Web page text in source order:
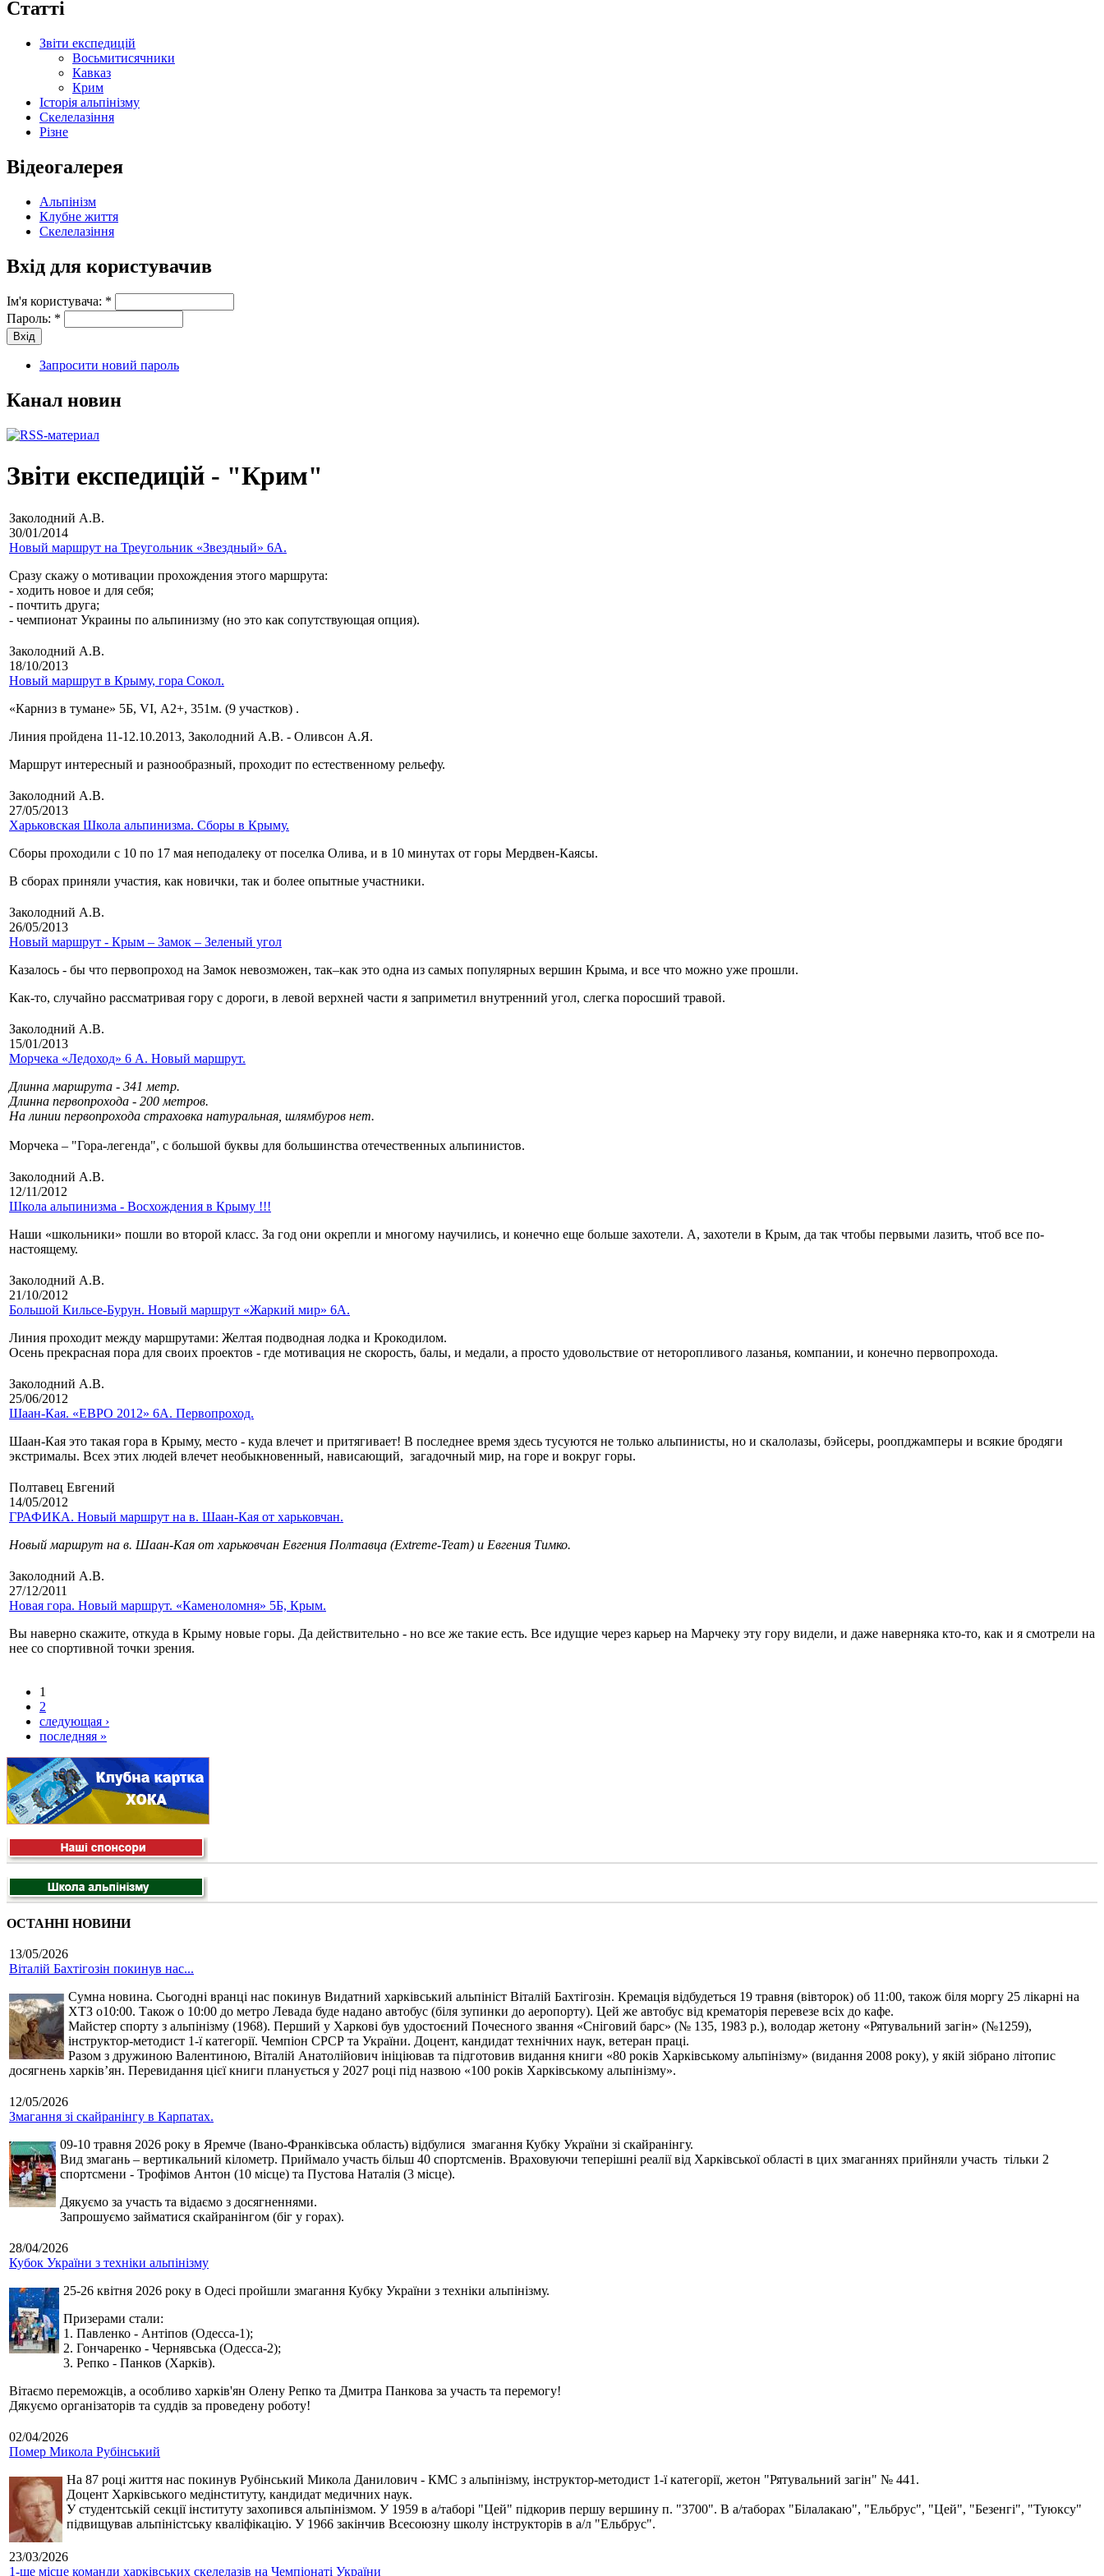
Статті
Звіти експедицій
Восьмитисячники
Кавказ
Крим
Історія альпінізму
Скелелазіння
Різне
Відеогалерея
Альпінізм
Клубне життя
Скелелазіння
Вхід для користувачив
Ім'я користувача: *
Пароль: *
Запросити новий пароль
Канал новин
Звіти експедицій - "Крим"
Заколодний А.В.
30/01/2014
Новый маршрут на Треугольник «Звездный» 6А.
Сразу скажу о мотивации прохождения этого маршрута:
- ходить новое и для себя;
- почтить друга;
- чемпионат Украины по альпинизму (но это как сопутствующая опция).
Заколодний А.В.
18/10/2013
Новый маршрут в Крыму, гора Сокол.
«Карниз в тумане» 5Б, VI, А2+, 351м. (9 участков) .
Линия пройдена 11-12.10.2013, Заколодний А.В. - Оливсон А.Я.
Маршрут интересный и разнообразный, проходит по естественному рельефу.
Заколодний А.В.
27/05/2013
Харьковская Школа альпинизма. Сборы в Крыму.
Сборы проходили с 10 по 17 мая неподалеку от поселка Олива, и в 10 минутах от горы Мердвен-Каясы.
В сборах приняли участия, как новички, так и более опытные участники.
Заколодний А.В.
26/05/2013
Новый маршрут - Крым – Замок – Зеленый угол
Казалось - бы что первопроход на Замок невозможен, так–как это одна из самых популярных вершин Крыма, и все что можно уже прошли.
Как-то, случайно рассматривая гору с дороги, в левой верхней части я заприметил внутренний угол, слегка поросший травой.
Заколодний А.В.
15/01/2013
Морчека «Ледоход» 6 А. Новый маршрут.
Длинна маршрута - 341 метр.
Длинна первопрохода - 200 метров.
На линии первопрохода страховка натуральная, шлямбуров нет.
Морчека – "Гора-легенда", с большой буквы для большинства отечественных альпинистов.
Заколодний А.В.
12/11/2012
Школа альпинизма - Восхождения в Крыму !!!
Наши «школьники» пошли во второй класс. За год они окрепли и многому научились, и конечно еще больше захотели. А, захотели в Крым, да так чтобы первыми лазить, чтоб все по-
настоящему.
Заколодний А.В.
21/10/2012
Большой Кильсе-Бурун. Новый маршрут «Жаркий мир» 6А.
Линия проходит между маршрутами: Желтая подводная лодка и Крокодилом.
Осень прекрасная пора для своих проектов - где мотивация не скорость, балы, и медали, а просто удовольствие от неторопливого лазанья, компании, и конечно первопрохода.
Заколодний А.В.
25/06/2012
Шаан-Кая. «ЕВРО 2012» 6А. Первопроход.
Шаан-Кая это такая гора в Крыму, место - куда влечет и притягивает! В последнее время здесь тусуются не только альпинисты, но и скалолазы, бэйсеры, роопджамперы и всякие бродяги
экстрималы. Всех этих людей влечет необыкновенный, нависающий, загадочный мир, на горе и вокруг горы.
Полтавец Евгений
14/05/2012
ГРАФИКА. Новый маршрут на в. Шаан-Кая от харьковчан.
Новый маршрут на в. Шаан-Кая от харьковчан Евгения Полтавца (Extreme-Team) и Евгения Тимко.
Заколодний А.В.
27/12/2011
Новая гора. Новый маршрут. «Каменоломня» 5Б, Крым.
Вы наверно скажите, откуда в Крыму новые горы. Да действительно - но все же такие есть. Все идущие через карьер на Марчеку эту гору видели, и даже наверняка кто-то, как и я смотрели на
нее со спортивной точки зрения.
1
2
следующая ›
последняя »
ОСТАННІ НОВИНИ
13/05/2026
Віталій Бахтігозін покинув нас...
Сумна новина. Сьогодні вранці нас покинув Видатний харківський альпініст Віталій Бахтігозін. Кремація відбудеться 19 травня (вівторок) об 11:00, також біля моргу 25 лікарні на
ХТЗ о10:00. Також о 10:00 до метро Левада буде надано автобус (біля зупинки до аеропорту). Цей же автобус від крематорія перевезе всіх до кафе.
Майстер спорту з альпінізму (1968). Перший у Харкові був удостоєний Почесного звання «Сніговий барс» (№ 135, 1983 р.), володар жетону «Рятувальний загін» (№1259),
інструктор-методист 1-ї категорії. Чемпіон СРСР та України. Доцент, кандидат технічних наук, ветеран праці.
Разом з дружиною Валентиною, Віталій Анатолійович ініціював та підготовив видання книги «80 років Харківському альпінізму» (видання 2008 року), у якій зібрано літопис
досягнень харків’ян. Перевидання цієї книги планується у 2027 році під назвою «100 років Харківському альпінізму».
12/05/2026
Змагання зі скайранінгу в Карпатах.
09-10 травня 2026 року в Яремче (Івано-Франківська область) відбулися змагання Кубку України зі скайранінгу.
Вид змагань – вертикальний кілометр. Приймало участь більш 40 спортсменів. Враховуючи теперішні реалії від Харківської області в цих змаганнях прийняли участь тільки 2
спортсмени - Трофімов Антон (10 місце) та Пустова Наталія (3 місце).
Дякуємо за участь та відаємо з досягненнями.
Запрошуємо займатися скайранінгом (біг у горах).
28/04/2026
Кубок України з техніки альпінізму
25-26 квітня 2026 року в Одесі пройшли змагання Кубку України з техніки альпінізму.
Призерами стали:
1. Павленко - Антіпов (Одесса-1);
2. Гончаренко - Чернявська (Одесса-2);
3. Репко - Панков (Харків).
Вітаємо переможців, а особливо харків'ян Олену Репко та Дмитра Панкова за участь та перемогу!
Дякуємо організаторів та суддів за проведену роботу!
02/04/2026
Помер Микола Рубінський
На 87 році життя нас покинув Рубінський Микола Данилович - КМС з альпінізму, інструктор-методист 1-ї категорії, жетон "Рятувальний загін" № 441.
Доцент Харківського медінституту, кандидат медичних наук.
У студентській секції інституту захопився альпінізмом. У 1959 в а/таборі "Цей" підкорив першу вершину п. "3700". В а/таборах "Білалакаю", "Ельбрус", "Цей", "Безенгі", "Туюксу"
підвищував альпіністську кваліфікацію. У 1966 закінчив Всесоюзну школу інструкторів в а/л "Ельбрус".
23/03/2026
1-ше місце команди харківських скелелазів на Чемпіонаті України